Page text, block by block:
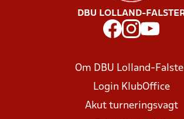
DBU LOLLAND-
Om DBU Lolland-
Login KlubOffice
Akut turneringsvagt